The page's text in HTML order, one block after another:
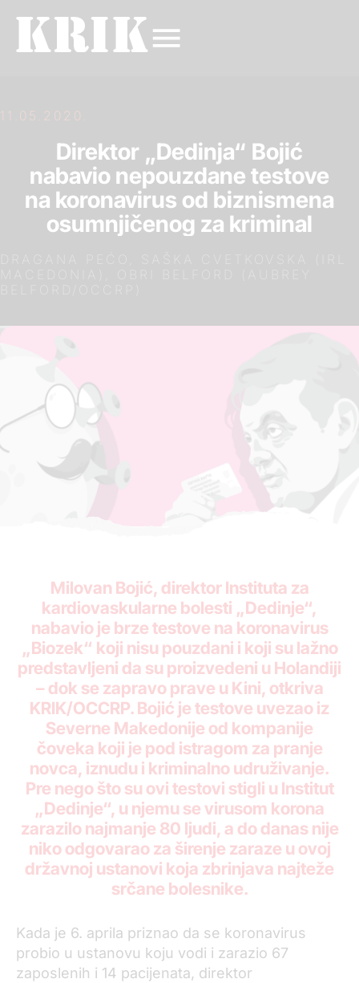
11.05.2020.
Direktor „Dedinja“ Bojić
nabavio nepouzdane testove
na koronavirus od biznismena
osumnjičenog za kriminal
Milovan Bojić, direktor Instituta za
kardiovaskularne bolesti „Dedinje“,
nabavio je brze testove na koronavirus
„Biozek“ koji nisu pouzdani i koji su lažno
predstavljeni da su proizvedeni u Holandiji
– dok se zapravo prave u Kini, otkriva
KRIK/OCCRP. Bojić je testove uvezao iz
Severne Makedonije od kompanije
čoveka koji je pod istragom za pranje
novca, iznudu i kriminalno udruživanje.
Pre nego što su ovi testovi stigli u Institut
„Dedinje“, u njemu se virusom korona
zarazilo najmanje 80 ljudi, a do danas nije
niko odgovarao za širenje zaraze u ovoj
državnoj ustanovi koja zbrinjava najteže
srčane bolesnike.
Kada je 6. aprila priznao da se koronavirus
probio u ustanovu koju vodi i zarazio 67
zaposlenih i 14 pacijenata, direktor